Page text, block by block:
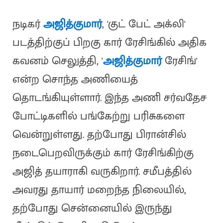
நடிகர்அஜித்குமார், 'குட் பேட் அக்லி'
படத்திற்குப் பிறகு கார் ரேசிங்கில் அதிக
கவனம் செலுத்தி, 'அஜித்குமார்ரேசிங்'
என்ற சொந்த அணியைத்
தொடங்கியுள்ளார். இந்த அணி சர்வதேச
போட்டிகளில் பங்கேற்று பரிசுகளை
வென்றுள்ளது. தற்போது பிரான்சில்
நடைபெறவிருக்கும் கார் ரேசிங்கிற்கு
அஜித் தயாராகி வருகிறார். சமீபத்தில்
அவரது தாயார் மறைந்த நிலையில்,
தற்போது சென்னையில் இருந்து